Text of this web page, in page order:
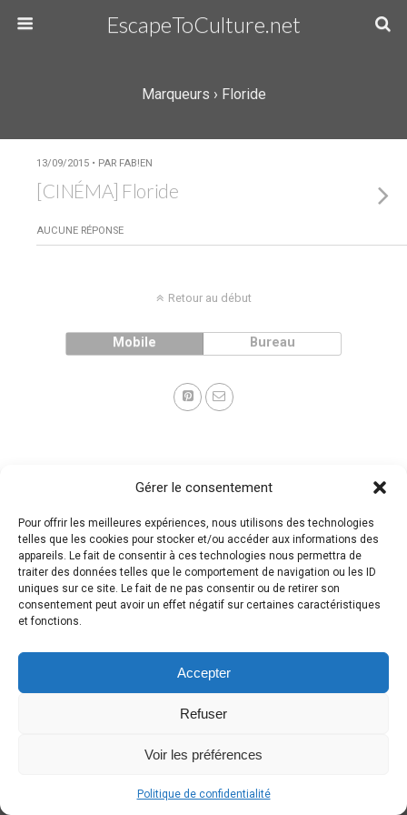
Gérer le consentement
Pour offrir les meilleures expériences, nous utilisons des technologies
telles que les cookies pour stocker et/ou accéder aux informations des
appareils. Le fait de consentir à ces technologies nous permettra de
traiter des données telles que le comportement de navigation ou les ID
uniques sur ce site. Le fait de ne pas consentir ou de retirer son
consentement peut avoir un effet négatif sur certaines caractéristiques
et fonctions.
Accepter
Refuser
Voir les préférences
Politique de confidentialité
EscapeToCulture.net
Marqueurs › Floride
13/09/2015 • PAR FAB!EN
[CINÉMA] Floride
AUCUNE RÉPONSE
Retour au début
Mobile Bureau